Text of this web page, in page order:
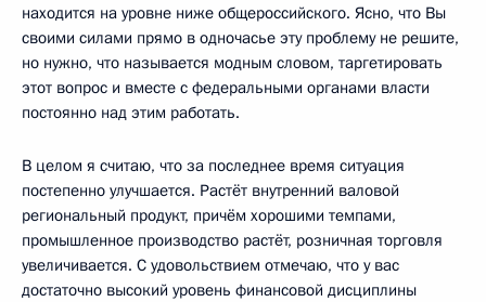
находится на уровне ниже общероссийского. Ясно, что Вы
своими силами прямо в одночасье эту проблему не решите,
но нужно, что называется модным словом, таргетировать
этот вопрос и вместе с федеральными органами власти
постоянно над этим работать.
В целом я считаю, что за последнее время ситуация
постепенно улучшается. Растёт внутренний валовой
региональный продукт, причём хорошими темпами,
промышленное производство растёт, розничная торговля
увеличивается. С удовольствием отмечаю, что у вас
достаточно высокий уровень финансовой дисциплины